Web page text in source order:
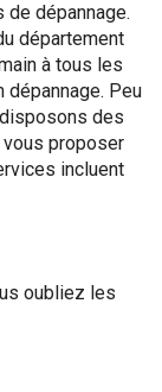
dépannage.
département
à tous les
Peu
des
proposer
incluent
oubliez les